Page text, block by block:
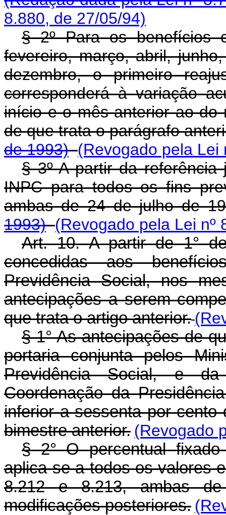
8.880, de 27/05/94)
§ 2º Para os benefícios
fevereiro, março, abril,
dezembro, o primeiro
corresponderá à variação
início e o mês anterior ao do
de que trata o parágrafo
de 1993) (Revogado pela Lei
§ 3º A partir da
INPC para todos os fins
ambas de 24 de julho de
1993) (Revogado pela Lei nº
Art. 10. A partir de 1°
concedidas aos
Previdência Social, nos
antecipações a serem
que trata o artigo anterior.
§ 1° As antecipações de
portaria conjunta pelos
Previdência Social, e
Coordenação da
inferior a sessenta por cento
bimestre anterior. (Revogado
§ 2° O percentual
aplica-se a todos os valores
8.212 e 8.213, ambas
modificações posteriores.